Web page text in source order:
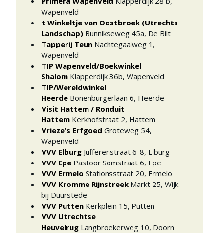
Wapenveld
t Winkeltje van Oostbroek (Utrechts
Landschap) Bunnikseweg 45a, De Bilt
Tapperij Teun Nachtegaalweg 1 ,
Wapenveld
TIP Wapenveld/Boekwinkel
Shalom Klapperdijk 36b, Wapenveld
TIP/Wereldwinkel
Heerde Bonenburgerlaan 6, Heerde
Visit Hattem / Ronduit
Hattem Kerkhofstraat 2, Hattem
Vrieze's Erfgoed Groteweg 54,
Wapenveld
VVV Elburg Jufferenstraat 6-8, Elburg
VVV Epe Pastoor Somstraat 6, Epe
VVV Ermelo Stationsstraat 20, Ermelo
VVV Kromme Rijnstreek Markt 25, Wijk
bij Duurstede
VVV Putten Kerkplein 15, Putten
VVV Utrechtse
Heuvelrug Langbroekerweg 10, Doorn